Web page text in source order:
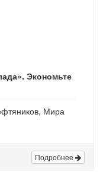
Экономьте
Мира
Подробнее